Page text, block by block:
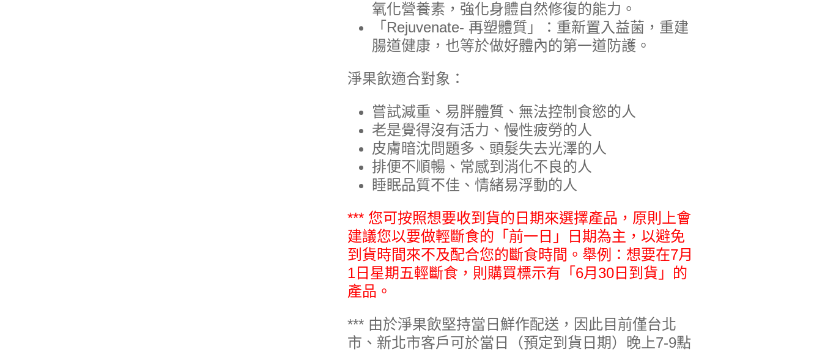
氧化營養素，強化身體自然修復的能力。
「Rejuvenate- 再塑體質」：重新置入益菌，重建
腸道健康，也等於做好體內的第一道防護。
淨果飲適合對象：
嘗試減重、易胖體質、無法控制食慾的人
老是覺得沒有活力、慢性疲勞的人
皮膚暗沈問題多、頭髮失去光澤的人
排便不順暢、常感到消化不良的人
睡眠品質不佳、情緒易浮動的人
*** 您可按照想要收到貨的日期來選擇產品，原則上會
建議您以要做輕斷食的「前一日」日期為主，以避免
到貨時間來不及配合您的斷食時間。舉例：想要在7月
1日星期五輕斷食，則購買標示有「6月30日到貨」的
產品。
*** 由於淨果飲堅持當日鮮作配送，因此目前僅台北
市、新北市客戶可於當日（預定到貨日期）晚上7-9點